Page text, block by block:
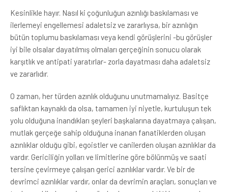
Kesinlikle hayır. Nasıl ki çoğunluğun azınlığı baskılaması ve
ilerlemeyi engellemesi adaletsiz ve zararlıysa, bir azınlığın
bütün toplumu baskılaması veya kendi görüşlerini -bu görüşler
iyi bile olsalar dayatılmış olmaları gerçeğinin sonucu olarak
karşıtlık ve antipati yaratırlar- zorla dayatması daha adaletsiz
ve zararlıdır.
O zaman, her türden azınlık olduğunu unutmamalıyız. Basitçe
saflıktan kaynaklı da olsa, tamamen iyi niyetle, kurtuluşun tek
yolu olduğuna inandıkları şeyleri başkalarına dayatmaya çalışan,
mutlak gerçeğe sahip olduğuna inanan fanatiklerden oluşan
azınlıklar olduğu gibi, egoistler ve canilerden oluşan azınlıklar da
vardır. Gericiliğin yolları ve limitlerine göre bölünmüş ve saati
tersine çevirmeye çalışan gerici azınlıklar vardır. Ve bir de
devrimci azınlıklar vardır, onlar da devrimin araçları, sonuçları ve